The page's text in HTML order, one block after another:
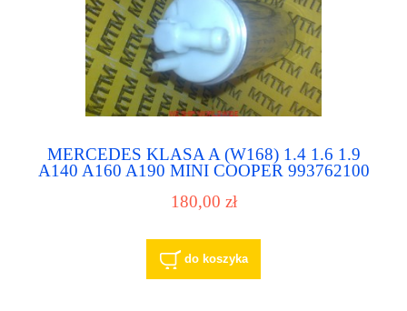
MERCEDES KLASA A (W168) 1.4 1.6 1.9
A140 A160 A190 MINI COOPER 993762100
180,00 zł
do koszyka